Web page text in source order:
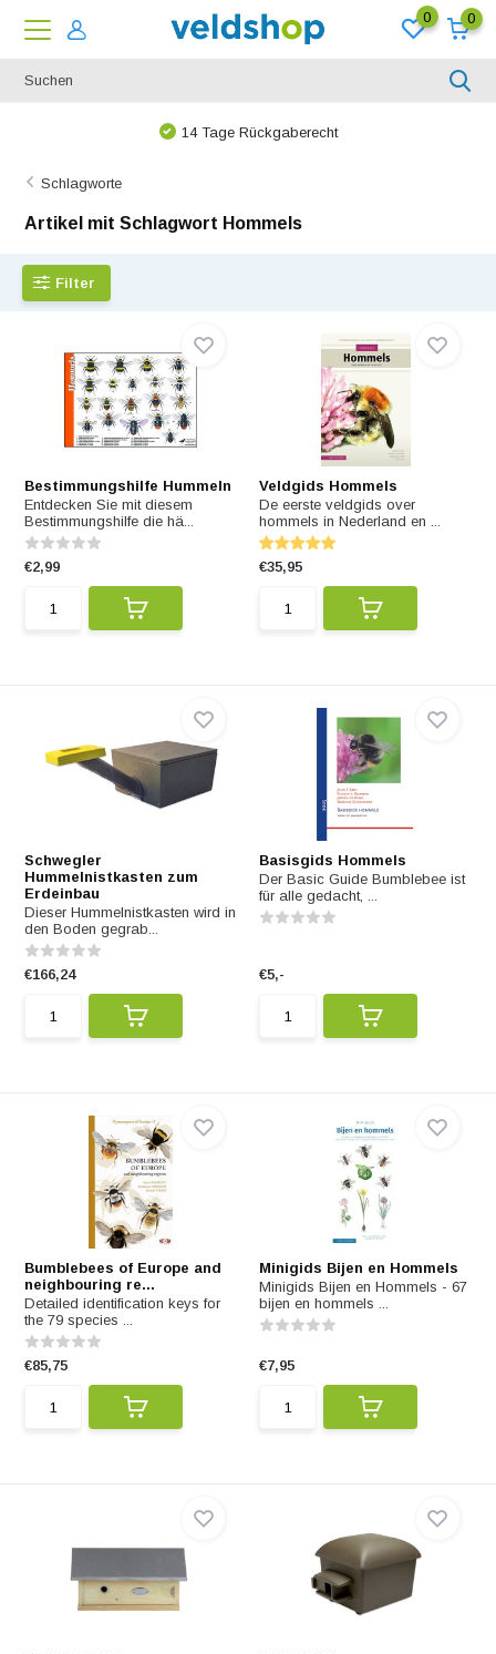
0 0
14 Tage Rückgaberecht
Schlagworte
Artikel mit Schlagwort Hommels
Filter
Bestimmungshilfe Hummeln
Entdecken Sie mit diesem
Bestimmungshilfe die hä...
€2,99
Veldgids Hommels
De eerste veldgids over
hommels in Nederland en ...
€35,95
Schwegler
Hummelnistkasten zum
Erdeinbau
Dieser Hummelnistkasten wird in
den Boden gegrab...
€166,24
Basisgids Hommels
Der Basic Guide Bumblebee ist
für alle gedacht, ...
€5,-
Bumblebees of Europe and
neighbouring re...
Detailed identification keys for
the 79 species ...
€85,75
Minigids Bijen en Hommels
Minigids Bijen en Hommels - 67
bijen en hommels ...
€7,95